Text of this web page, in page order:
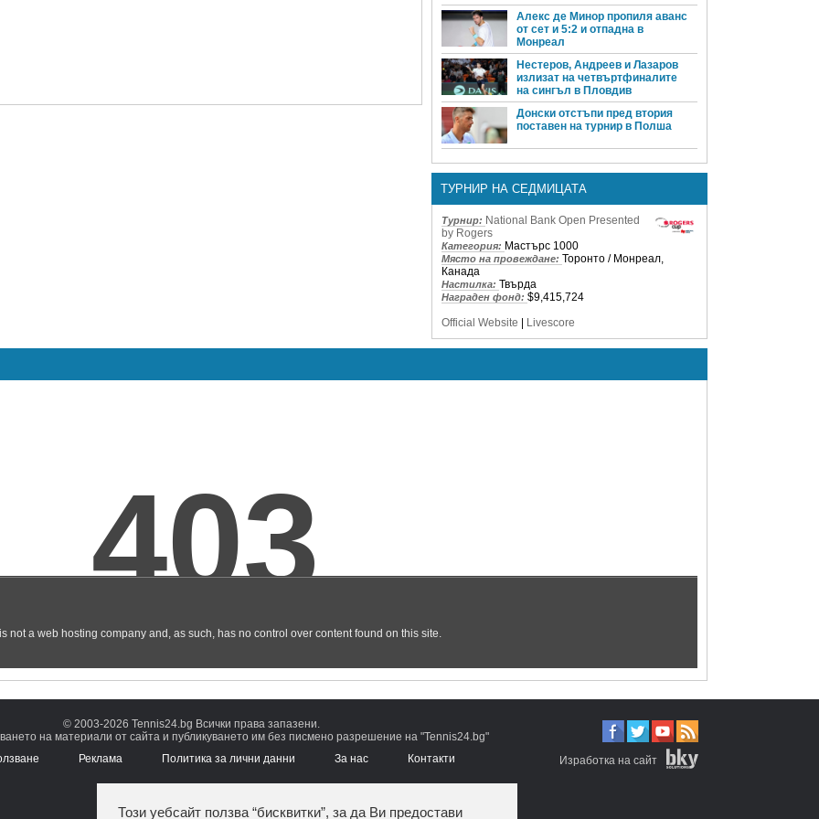
Алекс де Минор пропиля аванс
от сет и 5:2 и отпадна в
Монреал
Нестеров, Андреев и Лазаров
излизат на четвъртфиналите
на сингъл в Пловдив
Донски отстъпи пред втория
поставен на турнир в Полша
ТУРНИР НА СЕДМИЦАТА
Турнир: National Bank Open Presented
by Rogers
Категория: Мастърс 1000
Място на провеждане: Торонто / Монреал,
Канада
Настилка: Твърда
Награден фонд: $9,415,724
Official Website
Livescore
© 2003-2026 Tennis24.bg Всички права запазени.
на материали от сайта и публикуването им без писмено разрешение на "Tennis24.bg"
Реклама Политика за лични данни За нас Контакти Изработка на сайт
Този уебсайт ползва “бисквитки”, за да Ви предостави